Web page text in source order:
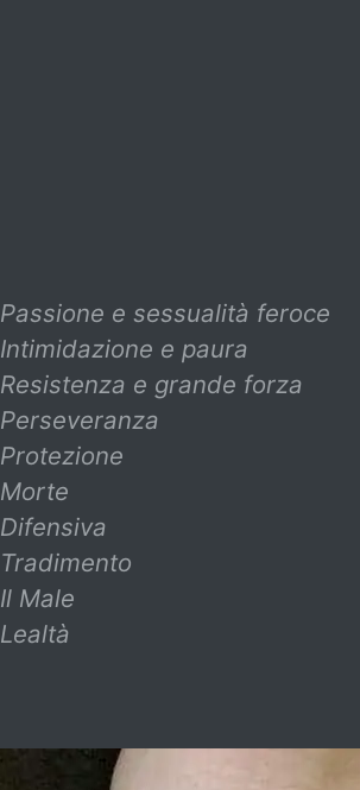
Passione e sessualità feroce
Intimidazione e paura
Resistenza e grande forza
Perseveranza
Protezione
Morte
Difensiva
Tradimento
Il Male
Lealtà